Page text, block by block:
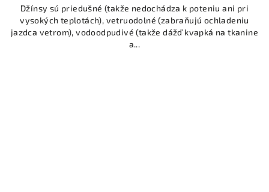
Džínsy sú priedušné (takže nedochádza k poteniu ani pri
vysokých teplotách), vetruodolné (zabraňujú ochladeniu
jazdca vetrom), vodoodpudivé (takže dážď kvapká na tkanine
a...